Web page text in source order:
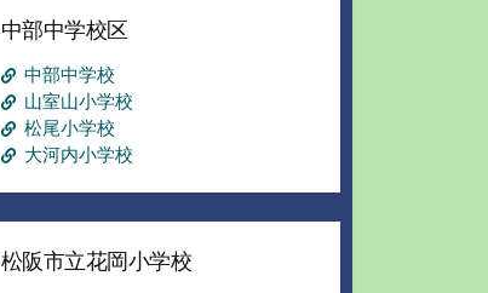
イ
ブ
中部中学校区
中部中学校
山室山小学校
松尾小学校
大河内小学校
松阪市立花岡小学校